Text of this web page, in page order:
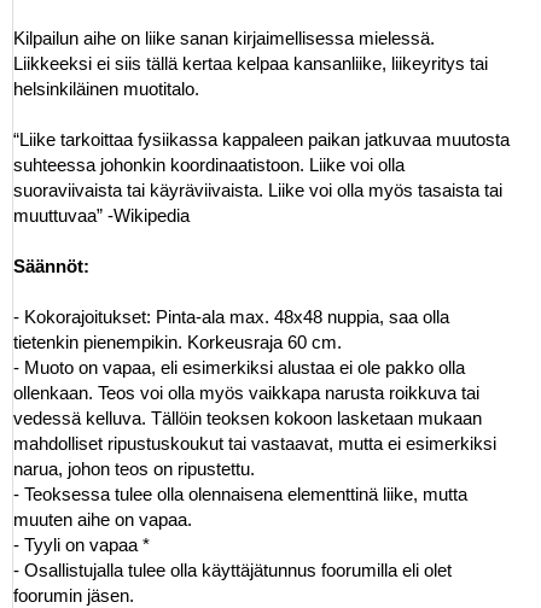
Kilpailun aihe on liike sanan kirjaimellisessa mielessä.
Liikkeeksi ei siis tällä kertaa kelpaa kansanliike, liikeyritys tai
helsinkiläinen muotitalo.
“Liike tarkoittaa fysiikassa kappaleen paikan jatkuvaa muutosta
suhteessa johonkin koordinaatistoon. Liike voi olla
suoraviivaista tai käyräviivaista. Liike voi olla myös tasaista tai
muuttuvaa” -Wikipedia
Säännöt:
- Kokorajoitukset: Pinta-ala max. 48x48 nuppia, saa olla
tietenkin pienempikin. Korkeusraja 60 cm.
- Muoto on vapaa, eli esimerkiksi alustaa ei ole pakko olla
ollenkaan. Teos voi olla myös vaikkapa narusta roikkuva tai
vedessä kelluva. Tällöin teoksen kokoon lasketaan mukaan
mahdolliset ripustuskoukut tai vastaavat, mutta ei esimerkiksi
narua, johon teos on ripustettu.
- Teoksessa tulee olla olennaisena elementtinä liike, mutta
muuten aihe on vapaa.
- Tyyli on vapaa *
- Osallistujalla tulee olla käyttäjätunnus foorumilla eli olet
foorumin jäsen.